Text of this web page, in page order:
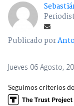
Publicado por
Jueves 06 Agosto,
Seguimos criterios de